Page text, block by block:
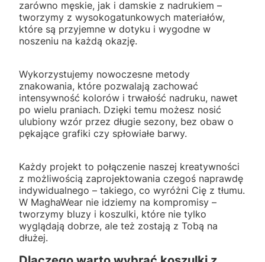
zarówno męskie, jak i damskie z nadrukiem –
tworzymy z wysokogatunkowych materiałów,
które są przyjemne w dotyku i wygodne w
noszeniu na każdą okazję.
Wykorzystujemy nowoczesne metody
znakowania, które pozwalają zachować
intensywność kolorów i trwałość nadruku, nawet
po wielu praniach. Dzięki temu możesz nosić
ulubiony wzór przez długie sezony, bez obaw o
pękające grafiki czy spłowiałe barwy.
Każdy projekt to połączenie naszej kreatywności
z możliwością zaprojektowania czegoś naprawdę
indywidualnego – takiego, co wyróżni Cię z tłumu.
W MaghaWear nie idziemy na kompromisy –
tworzymy bluzy i koszulki, które nie tylko
wyglądają dobrze, ale też zostają z Tobą na
dłużej.